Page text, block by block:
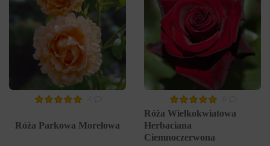
Róża Parkowa Morelowa
Róża Wielkokwiatowa
Herbaciana
Ciemnoczerwona